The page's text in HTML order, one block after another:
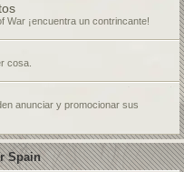
War ¡encuentra un contrincante!
cosa.
anunciar y promocionar sus
Spain